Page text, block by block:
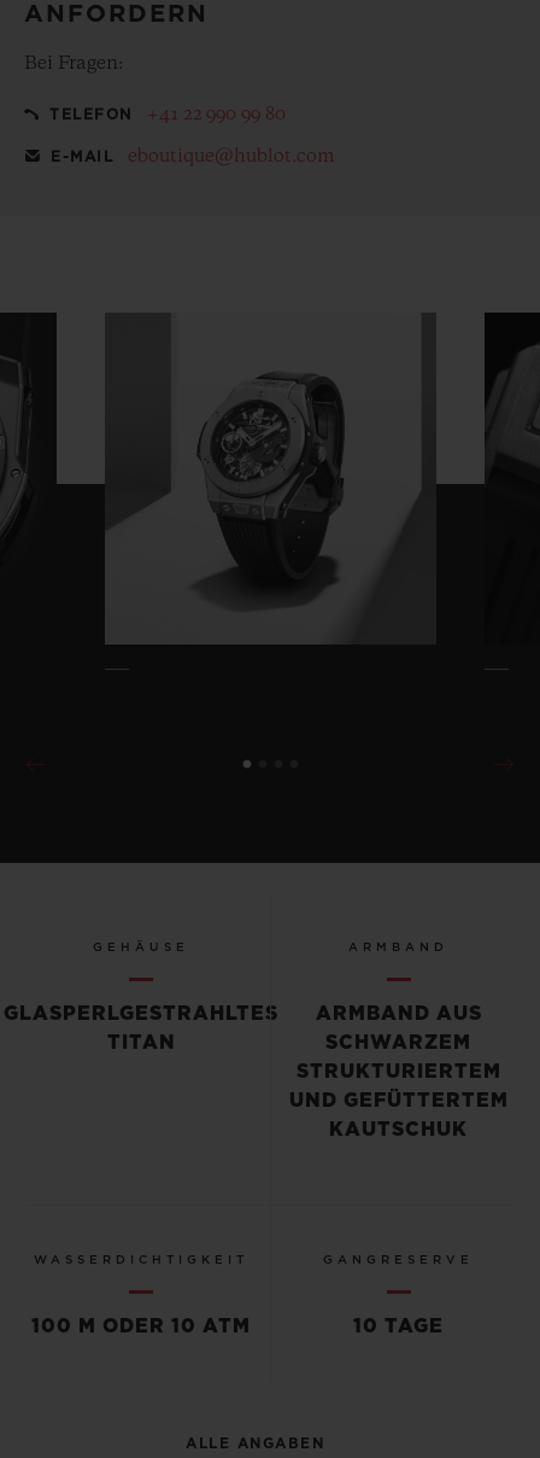
ANFORDERN
Bei Fragen:
TELEFON +41 22 990 99 80
E-MAIL eboutique@hublot.com
GEHÄUSE
GLASPERLGESTRAHLTES
TITAN
ARMBAND
ARMBAND AUS
SCHWARZEM
STRUKTURIERTEM
UND GEFÜTTERTEM
KAUTSCHUK
WASSERDICHTIGKEIT
100 M ODER 10 ATM
GANGRESERVE
10 TAGE
ALLE ANGABEN